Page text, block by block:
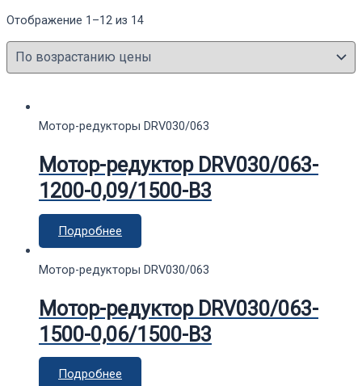
Отображение 1–12 из 14Цены:
по
возрастанию
Мотор-редукторы DRV030/063
Мотор-редуктор DRV030/063-
1200-0,09/1500-В3
Подробнее
Мотор-редукторы DRV030/063
Мотор-редуктор DRV030/063-
1500-0,06/1500-В3
Подробнее